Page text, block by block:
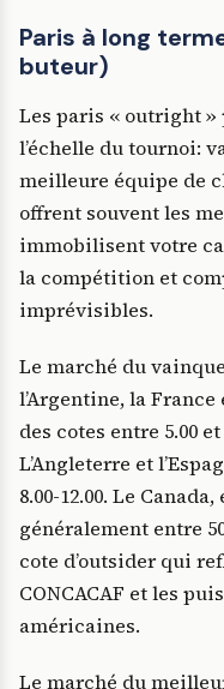
Paris à long
buteur)
Les paris « outright
l’échelle du tournoi:
meilleure équipe de
offrent souvent les
immobilisent votre
la compétition et
imprévisibles.
Le marché du
l’Argentine, la
des cotes entre 5.00
L’Angleterre et
8.00-12.00. Le
généralement entre
cote d’outsider qui
CONCACAF et les
américaines.
Le marché du